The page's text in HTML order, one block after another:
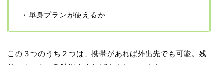
・単身プランが使えるか
この３つのうち２つは、携帯があれば外出先でも可能。残